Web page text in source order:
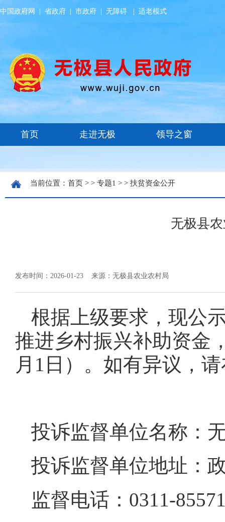
中国政府网 省政府 市政府 无障碍 适老模式
当前位置： 首页 > > 专题1 > > 扶贫资金公开
无极县
发布时间：2026-01-23 来源：无极县农业农村局
根据上级要求，现公
推进乡村振兴补助资金
月1日）。如有异议，
投诉监督单位名称：
投诉监督单位地址：
监督电话：0311-